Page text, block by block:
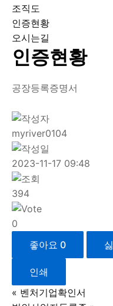
조직도
인증현황
오시는길
인증현황
공장등록증명서
myriver0104
2023-11-17 09:48
394
0
좋아요 0
인쇄
« 벤처기업확인서